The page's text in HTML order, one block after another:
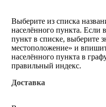
Выберите из списка
населённого пункта.
пункт в списке, выберите
местоположение» и
населённого пункта в
правильный индекс.
Доставка